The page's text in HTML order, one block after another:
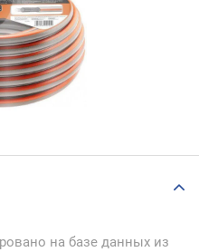
на базе данных из